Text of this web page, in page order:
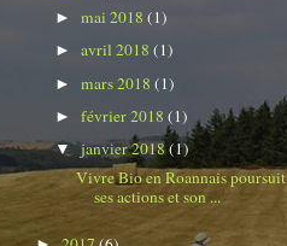
►mai 2018(1)
►avril 2018(1)
►mars 2018(1)
►février 2018(1)
▼janvier 2018(1)
Vivre Bio en Roannais poursuit
ses actions et son ...